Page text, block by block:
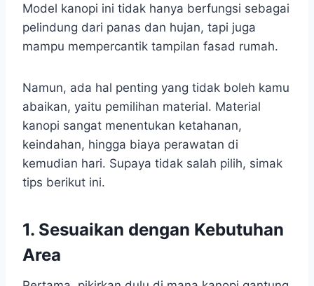
Model kanopi ini tidak hanya berfungsi sebagai
pelindung dari panas dan hujan, tapi juga
mampu mempercantik tampilan fasad rumah.
Namun, ada hal penting yang tidak boleh kamu
abaikan, yaitu pemilihan material. Material
kanopi sangat menentukan ketahanan,
keindahan, hingga biaya perawatan di
kemudian hari. Supaya tidak salah pilih, simak
tips berikut ini.
1. Sesuaikan dengan Kebutuhan
Area